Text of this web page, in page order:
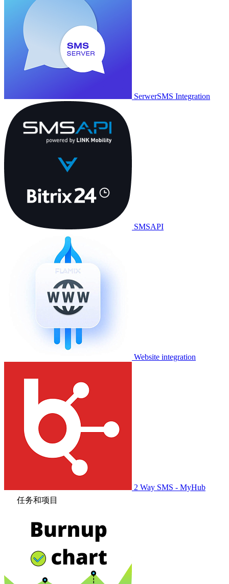
SerwerSMS Integration
SMSAPI
Website integration
2 Way SMS - MyHub
任务和项目